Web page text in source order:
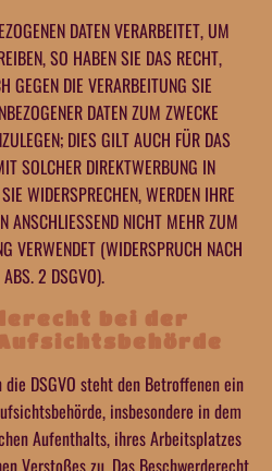
DATEN VERARBEITET, UM
SO HABEN SIE DAS RECHT,
GEGEN DIE VERARBEITUNG SIE
DATEN ZUM ZWECKE
DIES GILT AUCH FÜR DAS
SOLCHER DIREKTWERBUNG IN
WIDERSPRECHEN, WERDEN IHRE
ANSCHLIESSEND NICHT MEHR ZUM
VERWENDET (WIDERSPRUCH NACH
2 DSGVO).
bei der
DSGVO steht den Betroffenen ein
insbesondere in dem
Aufenthalts, ihres Arbeitsplatzes
Verstoßes zu. Das Beschwerderecht